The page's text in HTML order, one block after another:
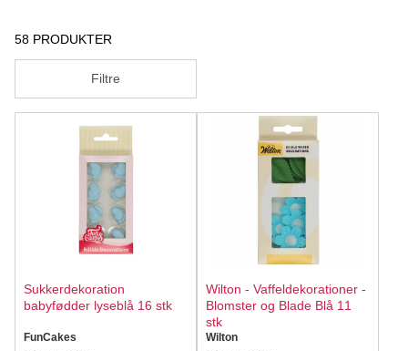
58 PRODUKTER
Filtre
Sukkerdekoration
babyfødder lyseblå 16 stk
FunCakes
Wilton - Vaffeldekorationer -
Blomster og Blade Blå 11
stk
Wilton